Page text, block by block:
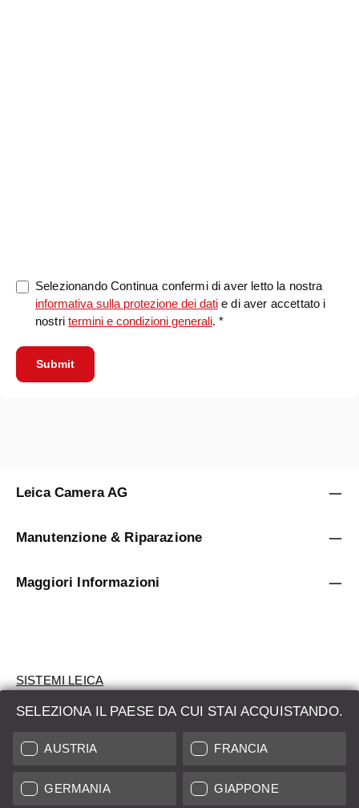
Selezionando Continua confermi di aver letto la nostra
informativa sulla protezione dei dati e di aver accettato i
nostritermini e condizioni generali. *
Submit
SELEZIONA IL PAESE DA CUI STAI ACQUISTANDO.
AUSTRIA FRANCIA
GERMANIA GIAPPONE
Leica Camera AG
Manutenzione & Riparazione
Maggiori Informazioni
SISTEMI LEICA
VALUTAZIONE
CERCHI UN PRODOTTO?
ASTE